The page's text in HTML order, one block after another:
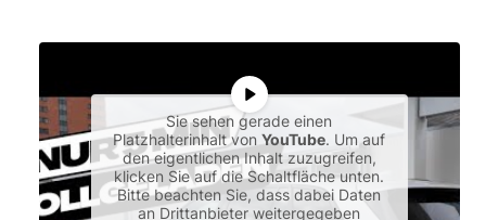
Sie sehen gerade einen
Platzhalterinhalt vonYouTube. Um auf
den eigentlichen Inhalt zuzugreifen,
klicken Sie auf die Schaltfläche unten.
Bitte beachten Sie, dass dabei Daten
an Drittanbieter weitergegeben